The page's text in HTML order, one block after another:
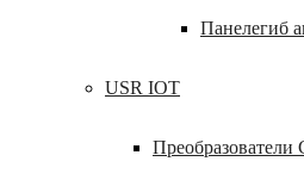
Панелегиб
USR IOT
Преобразователи